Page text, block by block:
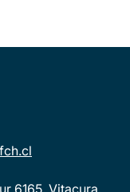
6165, Vitacura,